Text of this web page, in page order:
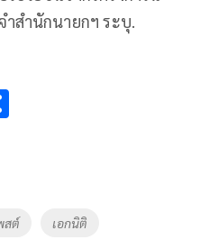
สำนักนายกฯ ระบุ.
สต์ เอกนิติ